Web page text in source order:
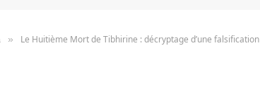
» Le Huitième Mort de Tibhirine : décryptage d’une falsification